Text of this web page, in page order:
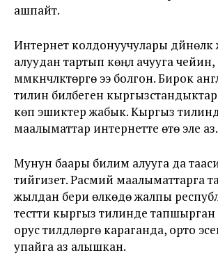
ашпайт.
Интернет колдонуучулары
алуудан тартып көңүл ачууга
мүмкүнчүлүктөргө ээ болгон. Бирок
тилин билбеген кыргызстандыктар
көп эшиктер жабык. Кыргыз
маалыматтар интернетте өтө эле аз.
Мунун баары билим алууга да
тийгизет. Расмий маалыматтарга
жылдан бери өлкөдө жалпы
тестти кыргыз тилинде тапшырган
орус тилдүүлөргө караганда, орто
упайга аз алышкан.